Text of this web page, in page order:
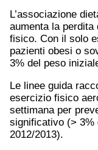
L’associazione
aumenta la
fisico. Con il solo
pazienti obesi o
3% del peso
Le linee guida
esercizio fisico
settimana per
significativo (> 3%
2012/2013).